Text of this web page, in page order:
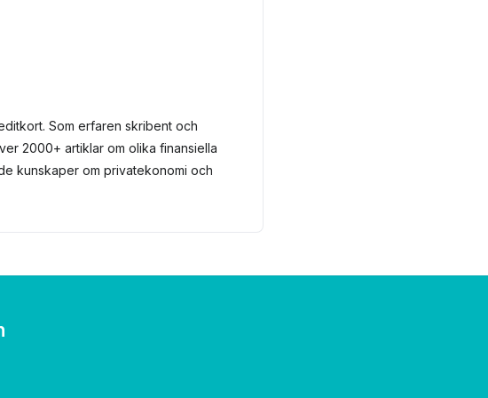
Som erfaren skribent och
2000+ artiklar om olika finansiella
kunskaper om privatekonomi och